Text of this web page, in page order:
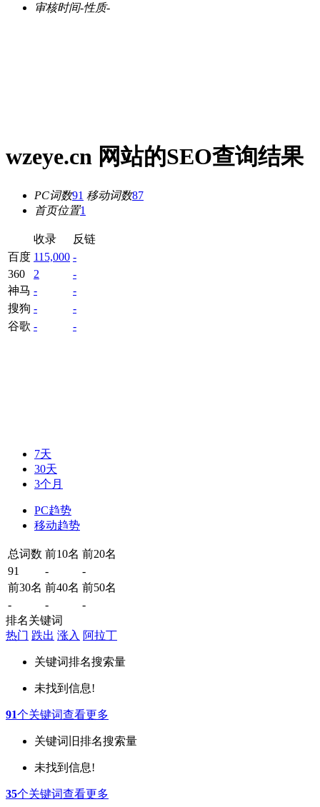
审核时间-性质-
wzeye.cn 网站的SEO查询结果
PC词数91 移动词数87
首页位置1
收录
反链
百度 115,000 -
360
2
-
神马 -
-
搜狗 -
-
谷歌 - -
7天
30天
3个月
PC趋势
移动趋势
总词数 前10名 前20名
91
-
-
前30名 前40名 前50名
-
-
-
排名关键词
热门 跌出 涨入 阿拉丁
关键词排名搜索量
未找到信息!
91个关键词查看更多
关键词 旧排名搜索量
未找到信息!
35个关键词查看更多